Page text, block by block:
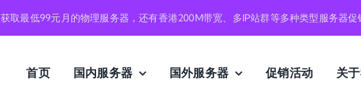
获取最低99元月的物理服务器，还有香港200M带宽、多IP站群等多种类型服务器促
首页 国内服务器 国外服务器 促销活动 关